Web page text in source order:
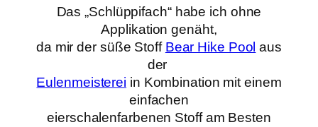
Das „Schlüppifach“ habe ich ohne
Applikation genäht,
da mir der süße Stoff Bear Hike Pool aus
der
Eulenmeisterei in Kombination mit einem
einfachen
eierschalenfarbenen Stoff am Besten